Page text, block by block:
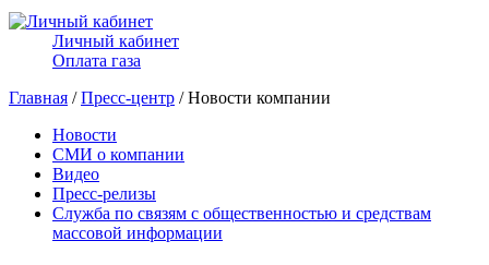
Личный кабинет
Оплата газа
Главная /Пресс-центр / Новости компании
Новости
СМИ о компании
Видео
Пресс-релизы
Служба по связям с общественностью и средствам
массовой информации